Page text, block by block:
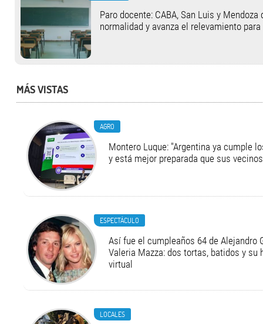
Paro docente: CABA, San Luis y
normalidad y avanza el relevamiento
MÁS VISTAS
AGRO
Montero Luque: "Argentina ya cumple
y está mejor preparada que sus
ESPECTÁCULO
Así fue el cumpleaños 64 de Alejandro
Valeria Mazza: dos tortas, batidos y su
virtual
LOCALES